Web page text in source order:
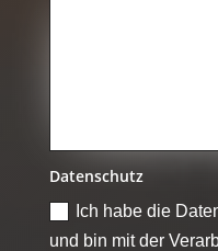
Datenschutz
Ich habe die
und bin mit der